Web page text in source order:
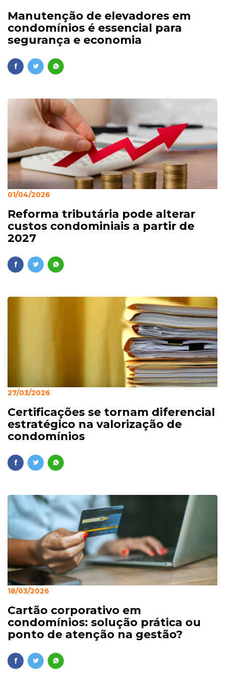
Manutenção de elevadores em
condomínios é essencial para
segurança e economia
01/04/2026
Reforma tributária pode alterar
custos condominiais a partir de
2027
27/03/2026
Certificações se tornam diferencial
estratégico na valorização de
condomínios
18/03/2026
Cartão corporativo em
condomínios: solução prática ou
ponto de atenção na gestão?